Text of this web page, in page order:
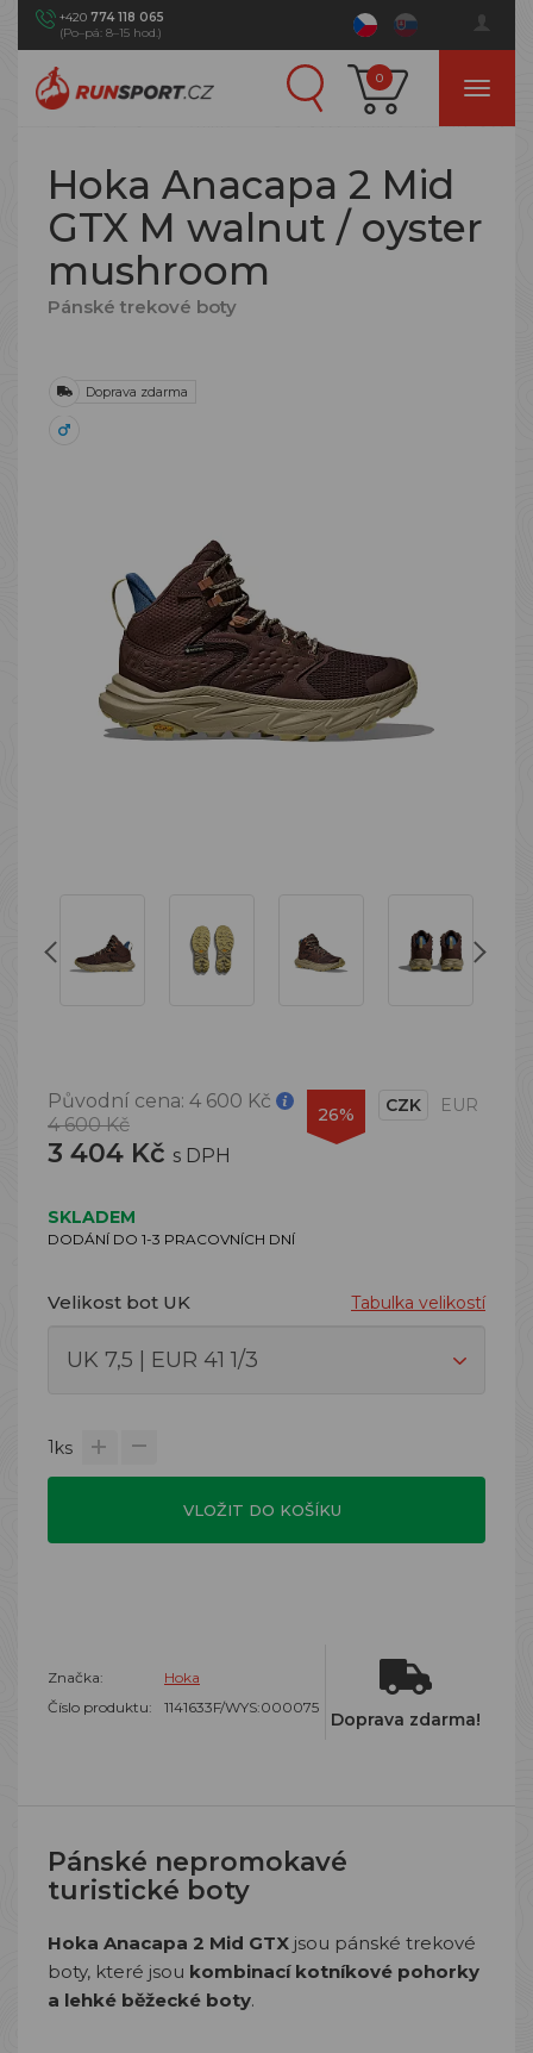
+420 774 118 065
(Po–pá: 8–15 hod.)
0
Hoka Anacapa 2 Mid
GTX M walnut / oyster
mushroom
Pánské trekové boty
Doprava zdarma
Původní cena: 4 600 Kč
4 600 Kč
3 404 Kč s DPH
26% CZK EUR
SKLADEM
DODÁNÍ DO 1-3 PRACOVNÍCH DNÍ
Velikost bot UK Tabulka velikostí
1ks
VLOŽIT DO KOŠÍKU
Značka:
Hoka
Číslo produktu:
1141633F/WYS:000075
Doprava zdarma!
Pánské nepromokavé
turistické boty
Hoka Anacapa 2 Mid GTX jsou pánské trekové
boty, které jsou kombinací kotníkové pohorky
a lehké běžecké boty.